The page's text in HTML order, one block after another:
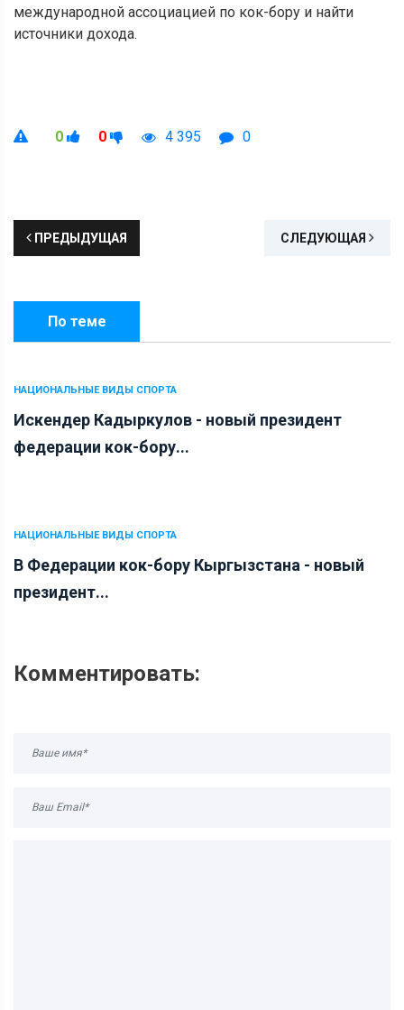
международной ассоциацией по кок-бору и найти
источники дохода.
0 0 4 395 0
ПРЕДЫДУЩАЯ СЛЕДУЮЩАЯ
По теме
НАЦИОНАЛЬНЫЕ ВИДЫ СПОРТА
Искендер Кадыркулов - новый президент
федерации кок-бору...
НАЦИОНАЛЬНЫЕ ВИДЫ СПОРТА
В Федерации кок-бору Кыргызстана - новый
президент...
Комментировать: